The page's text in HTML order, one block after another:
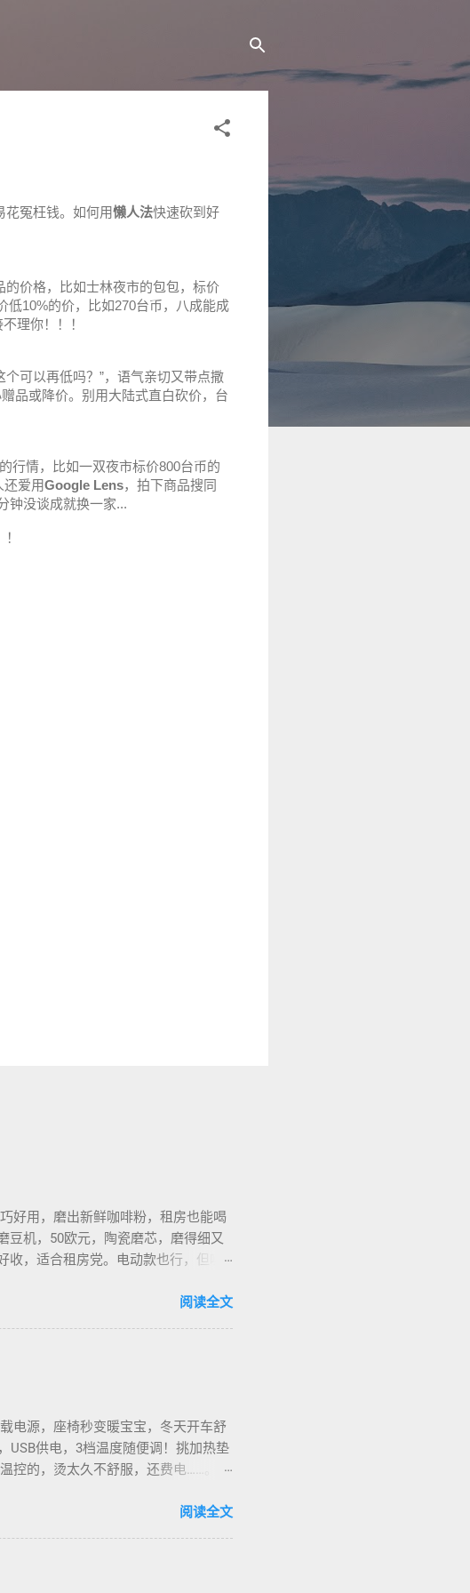
花冤枉钱。如何用懒人法快速砍到好
价格，比如士林夜市的包包，标价
低10%的价，比如270台币，八成能成
理你！！！
个可以再低吗？”，语气亲切又带点撒
品或降价。别用大陆式直白砍价，台
行情，比如一双夜市标价800台币的
还爱用Google Lens，拍下商品搜同
钟没谈成就换一家...
好用，磨出新鲜咖啡粉，租房也能喝
豆机，50欧元，陶瓷磨芯，磨得细又
，适合租房党。电动款也行，但噪
或本地咖啡店促销，10欧元买半
阅读全文
电源，座椅秒变暖宝宝，冬天开车舒
USB供电，3档温度随便调！挑加热垫
控的，烫太久不舒服，还费电……。买
服。冬天停车后收好垫子，别让雪水
！
阅读全文